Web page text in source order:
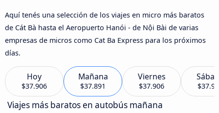
Aquí tenés una selección de los viajes en micro más baratos
de Cát Bà hasta el Aeropuerto Hanói - de Nội Bài de varias
empresas de micros como Cat Ba Express para los próximos
días.
Hoy
$37.906
Mañana
$37.891
Viernes
$37.906
Viajes más baratos en autobús mañana